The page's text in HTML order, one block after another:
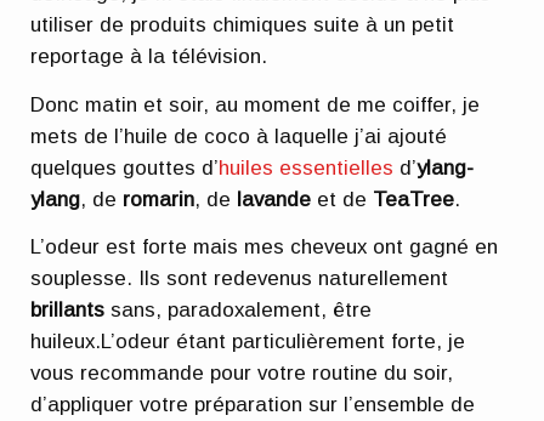
utiliser de produits chimiques suite à un petit
reportage à la télévision.
Donc matin et soir, au moment de me coiffer, je
mets de l’huile de coco à laquelle j’ai ajouté
quelques gouttes d’huiles essentielles d’ylang-
ylang, de romarin, de lavande et de TeaTree.
L’odeur est forte mais mes cheveux ont gagné en
souplesse. Ils sont redevenus naturellement
brillants sans, paradoxalement, être
huileux.L’odeur étant particulièrement forte, je
vous recommande pour votre routine du soir,
d’appliquer votre préparation sur l’ensemble de